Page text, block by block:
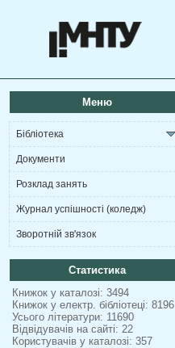
Меню
Бібліотека
Документи
Розклад занять
Журнал успішності (коледж)
Зворотній зв'язок
Статистика
Книжок у каталозі: 3494
Книжок у електр. бібліотеці: 8196
Усього літератури: 11690
Відвідувачів на сайті: 22
Користувачів у каталозі: 357